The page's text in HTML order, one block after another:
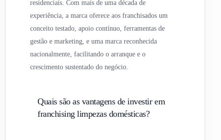
residenciais. Com mais de uma década de
experiência, a marca oferece aos franchisados um
conceito testado, apoio contínuo, ferramentas de
gestão e marketing, e uma marca reconhecida
nacionalmente, facilitando o arranque e o
crescimento sustentado do negócio.
Quais são as vantagens de investir em
franchising limpezas domésticas?